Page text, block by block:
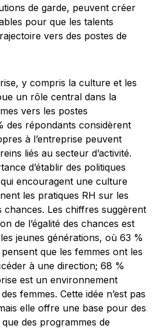
de garde, peuvent créer
pour que les talents
vers des postes de
y compris la culture et les
un rôle central dans la
vers les postes
des répondants considèrent
à l’entreprise peuvent
liés au secteur d’activité.
d’établir des politiques
encouragent une culture
les pratiques RH sur les
chances. Les chiffres suggèrent
de l’égalité des chances est
jeunes générations, où 63 %
que les femmes ont les
à une direction; 68 %
est un environnement
femmes. Cette idée n’est pas
elle offre une base pour des
des programmes de